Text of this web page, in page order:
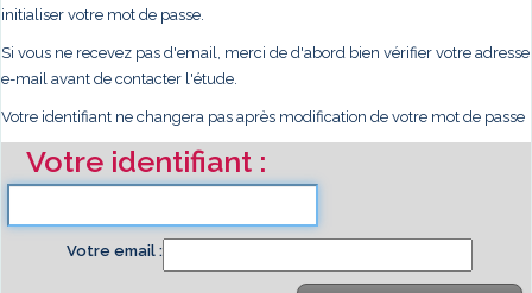
initialiser votre mot de passe.
Si vous ne recevez pas d'email, merci de d'abord bien vérifier votre adresse
e-mail avant de contacter l'étude.
Votre identifiant ne changera pas après modification de votre mot de passe
Votre identifiant
Votre email